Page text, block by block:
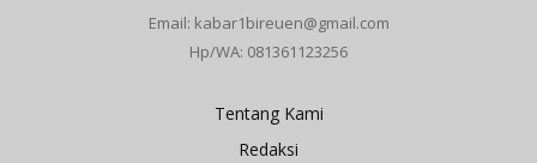
Email: kabar1bireuen@gmail.com
Hp/WA: 081361123256
Tentang Kami
Redaksi